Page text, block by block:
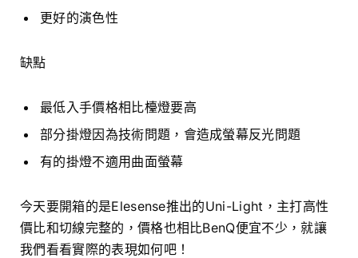
更好的演色性
缺點
最低入手價格相比檯燈要高
部分掛燈因為技術問題，會造成螢幕反光問題
有的掛燈不適用曲面螢幕
今天要開箱的是Elesense推出的Uni-Light，主打高性
價比和切線完整的，價格也相比BenQ便宜不少，就讓
我們看看實際的表現如何吧！